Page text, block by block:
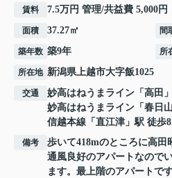
賃料 7.5万円 管理/共益費 5,000円
面積 37.27㎡ 間
築年数 築9年 所
所在地 新潟県上越市大字飯1025
交通 妙高はねうまライン 「 高田
妙高はねうまライン 「 春日山
信越本線 「 直江津 」駅 徒歩
備考
歩いて418mのところに高田
通風良好のアパートなので
ます。最上階のアパートで